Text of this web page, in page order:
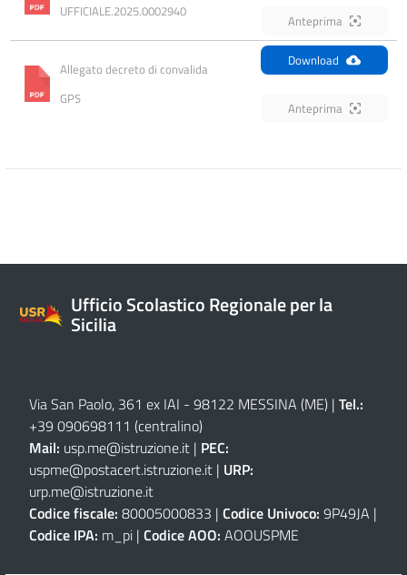
UFFICIALE.2025.0002940
Anteprima
Allegato decreto di convalida
GPS
Download
Anteprima
Ufficio Scolastico Regionale per la
Sicilia
Via San Paolo, 361 ex IAI - 98122 MESSINA (ME) | Tel.:
+39 090698111 (centralino)
Mail: usp.me@istruzione.it | PEC:
uspme@postacert.istruzione.it | URP:
urp.me@istruzione.it
Codice fiscale: 80005000833 | Codice Univoco: 9P49JA |
Codice IPA: m_pi | Codice AOO: AOOUSPME